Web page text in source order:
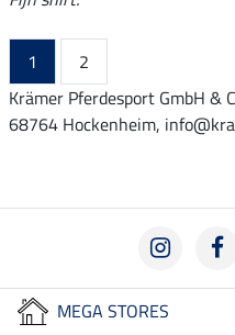
1
2
Krämer Pferdesport GmbH &
68764 Hockenheim,
MEGA STORES